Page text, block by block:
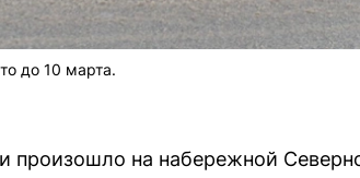
до 10 марта.
произошло на набережной